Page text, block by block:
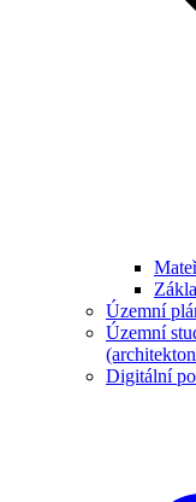
Územní
Územní
Digitální